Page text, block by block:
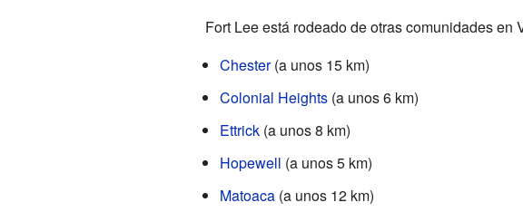
Fort Lee está rodeado de otras comunidades
Chester(a unos 15 km)
Colonial Heights(a unos 6 km)
Ettrick(a unos 8 km)
Hopewell (a unos 5 km)
Matoaca(a unos 12 km)